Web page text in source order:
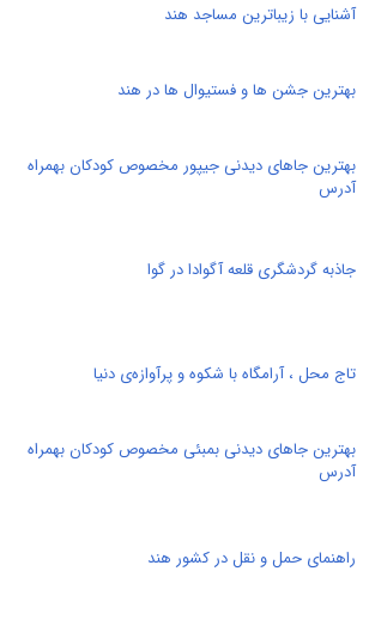
آشنایی با زیباترین مساجد هند
بهترین جشن ها و فستیوال ها در هند
بهترین جاهای دیدنی جیپور مخصوص کودکان بهمراه
آدرس
جاذبه گردشگری قلعه آگوادا در گوا
تاج محل ، آرامگاه با شکوه و پرآوازه‌ی دنیا
بهترین جاهای دیدنی بمبئی مخصوص کودکان بهمراه
آدرس
راهنمای حمل و نقل در کشور هند